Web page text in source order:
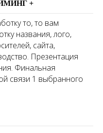
+
то, то вам
названия, лого,
сайта,
Презентация
Финальная
связи 1 выбранного